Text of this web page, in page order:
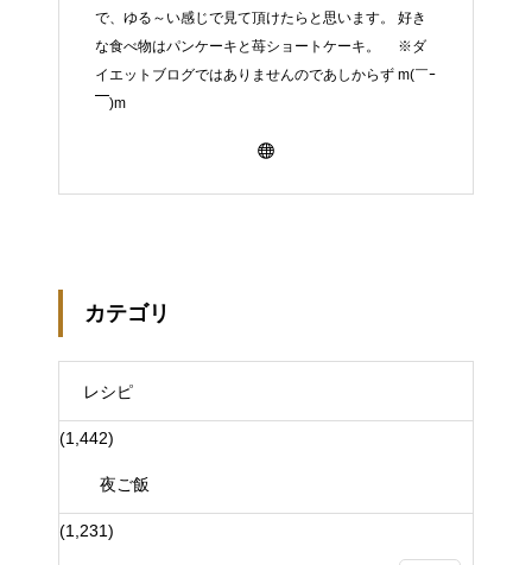
で、ゆる～い感じで見て頂けたらと思います。 好き
な食べ物はパンケーキと苺ショートケーキ。 ※ダ
イエットブログではありませんのであしからず m(￣ｰ
￣)m
カテゴリ
レシピ
(1,442)
夜ご飯
(1,231)